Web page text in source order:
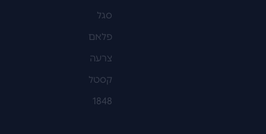
סגל
פלאם
צרעה
קסטל
1848